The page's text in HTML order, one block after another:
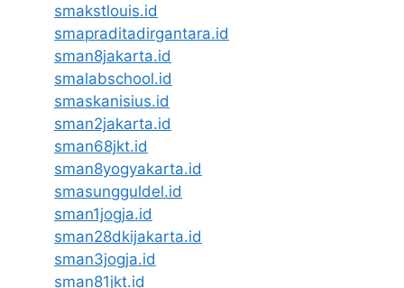
smakstlouis.id
smapraditadirgantara.id
sman8jakarta.id
smalabschool.id
smaskanisius.id
sman2jakarta.id
sman68jkt.id
sman8yogyakarta.id
smasungguldel.id
sman1jogja.id
sman28dkijakarta.id
sman3jogja.id
sman81jkt.id